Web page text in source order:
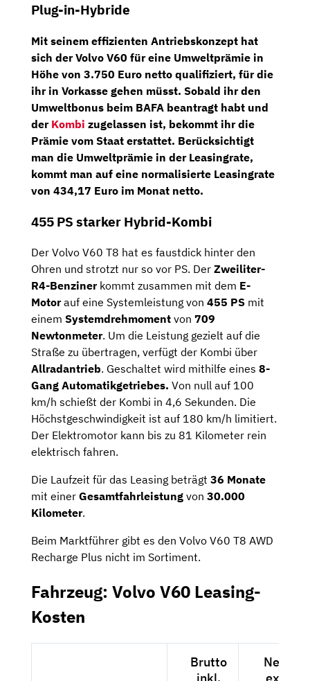
Plug-in-Hybride
Mit seinem effizienten Antriebskonzept hat
sich der Volvo V60 für eine Umweltprämie in
Höhe von 3.750 Euro netto qualifiziert, für die
ihr in Vorkasse gehen müsst. Sobald ihr den
Umweltbonus beim BAFA beantragt habt und
der Kombi zugelassen ist, bekommt ihr die
Prämie vom Staat erstattet. Berücksichtigt
man die Umweltprämie in der Leasingrate,
kommt man auf eine normalisierte Leasingrate
von 434,17 Euro im Monat netto.
455 PS starker Hybrid-Kombi
Der Volvo V60 T8 hat es faustdick hinter den
Ohren und strotzt nur so vor PS. Der Zweiliter-
R4-Benzinerkommt zusammen mit dem E-
Motorauf eine Systemleistung von 455 PS mit
einem Systemdrehmoment von 709
Newtonmeter. Um die Leistung gezielt auf die
Straße zu übertragen, verfügt der Kombi über
Allradantrieb. Geschaltet wird mithilfe eines 8-
Gang Automatikgetriebes. Von null auf 100
km/h schießt der Kombi in 4,6 Sekunden. Die
Höchstgeschwindigkeit ist auf 180 km/h limitiert.
Der Elektromotor kann bis zu 81 Kilometer rein
elektrisch fahren.
Die Laufzeit für das Leasing beträgt 36 Monate
mit einer Gesamtfahrleistung von 30.000
Kilometer.
Beim Marktführer gibt es den Volvo V60 T8 AWD
Recharge Plus nicht im Sortiment.
Fahrzeug: Volvo V60 Leasing-
Kosten
Brutto
Netto